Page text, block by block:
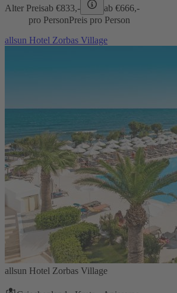
Alter Preisab €833,- ab €666,-
pro PersonPreis pro Person
allsun Hotel Zorbas Village
allsun Hotel Zorbas Village